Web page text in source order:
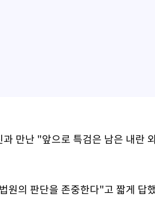
만난 "앞으로 특검은 남은 내란
원의 판단을 존중한다"고 짧게 답